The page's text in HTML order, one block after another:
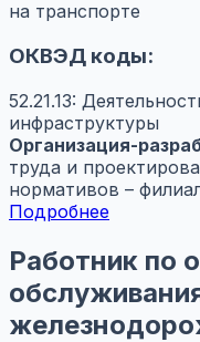
на транспорте
ОКВЭД коды:
52.21.13:
инфраструктуры
Организация-
труда и
нормативов –
Подробнее
Работник по